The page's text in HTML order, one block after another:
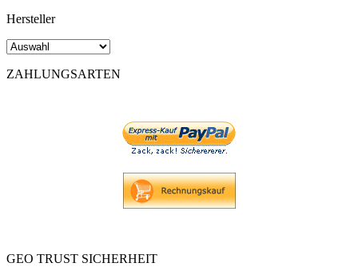
Hersteller
ZAHLUNGSARTEN
GEO TRUST SICHERHEIT